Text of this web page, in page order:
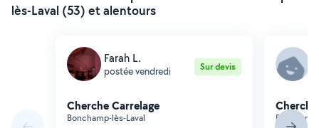
lès-Laval (53) et alentours
Farah L.
postée vendredi Sur devis
Cherche Carrelage
Bonchamp-lès-Laval